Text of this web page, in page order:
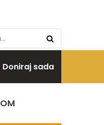
Doniraj sada